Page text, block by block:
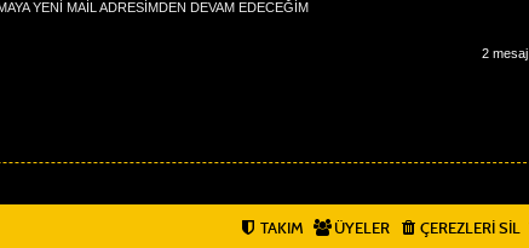
YENİ MAİL ADRESİMDEN DEVAM EDECEĞİM
2 mesaj
ÇEREZLERI SIL
ÜYELER
TAKIM